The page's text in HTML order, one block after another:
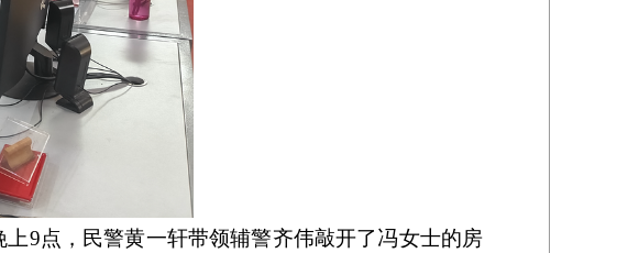
9点，民警黄一轩带领辅警齐伟敲开了冯女士的房